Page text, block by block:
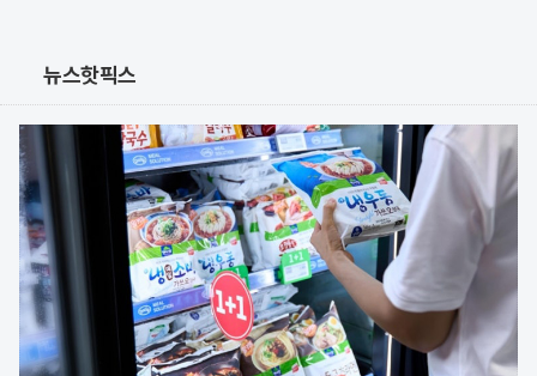
뉴스핫픽스